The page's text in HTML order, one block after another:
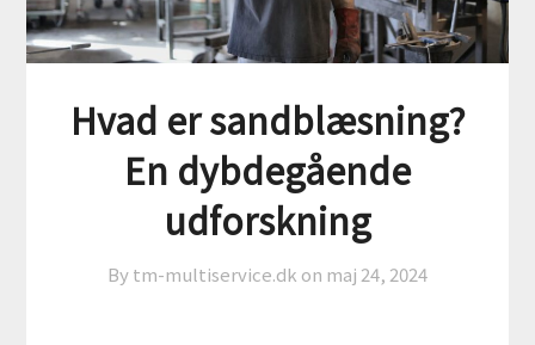
Hvad er sandblæsning?
En dybdegående
udforskning
By tm-multiservice.dk on maj 24, 2024